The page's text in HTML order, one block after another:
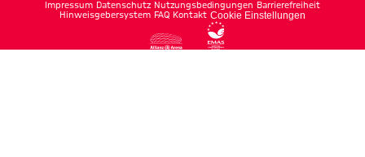
Impressum Datenschutz Nutzungsbedingungen Barrierefreiheit
Hinweisgebersystem FAQ Kontakt Cookie Einstellungen